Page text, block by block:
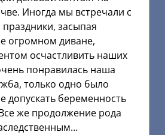
Иногда мы встречали с
засыпая
огромном диване,
осчастливить наших
понравилась наша
только одно было
допускать беременность
же продолжение рода